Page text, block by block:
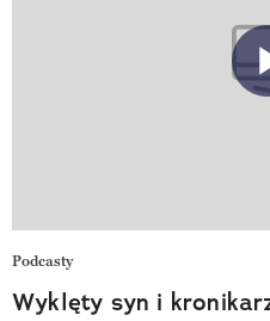
Podcasty
Wyklęty syn i